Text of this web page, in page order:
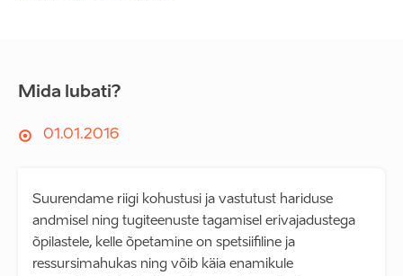
Mida lubati?
01.01.2016
Suurendame riigi kohustusi ja vastutust hariduse
andmisel ning tugiteenuste tagamisel erivajadustega
õpilastele, kelle õpetamine on spetsiifiline ja
ressursimahukas ning võib käia enamikule